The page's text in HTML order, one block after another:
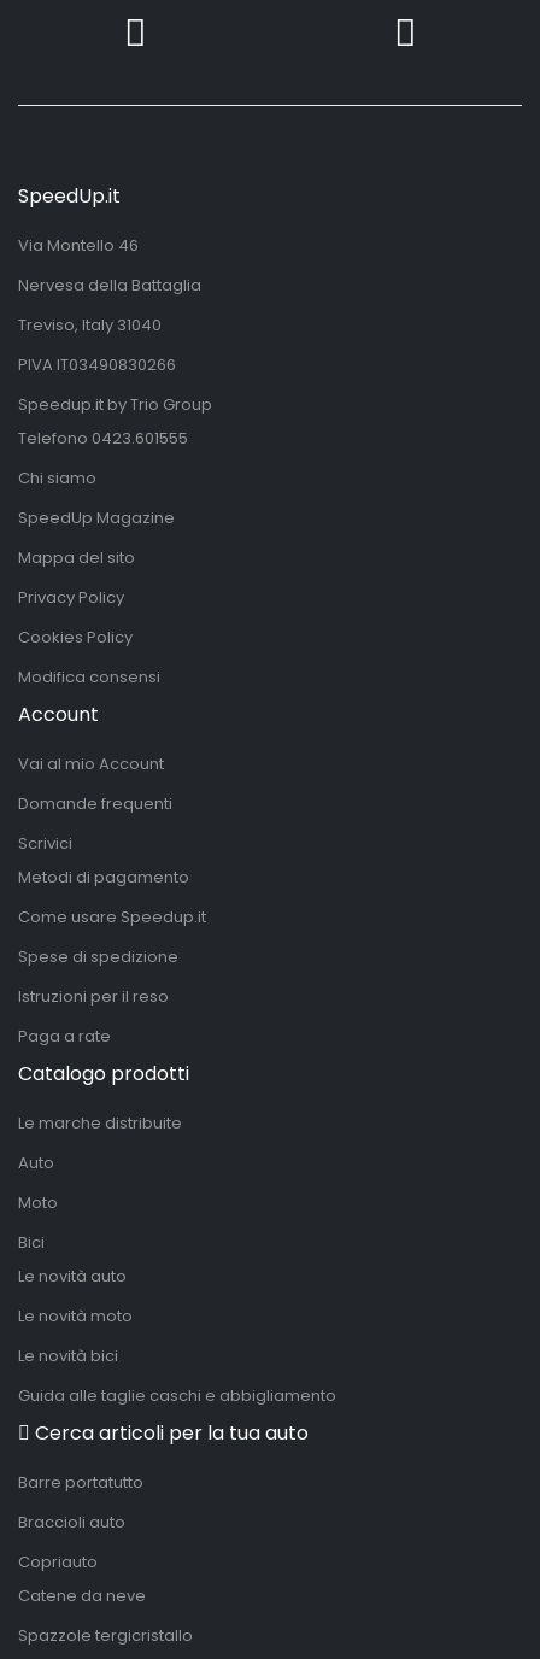
SpeedUp.it
Via Montello 46
Nervesa della Battaglia
Treviso, Italy 31040
PIVA IT03490830266
Speedup.it by Trio Group
Telefono 0423.601555
Chi siamo
SpeedUp Magazine
Mappa del sito
Privacy Policy
Cookies Policy
Modifica consensi
Account
Vai al mio Account
Domande frequenti
Scrivici
Metodi di pagamento
Come usare Speedup.it
Spese di spedizione
Istruzioni per il reso
Paga a rate
Catalogo prodotti
Le marche distribuite
Auto
Moto
Bici
Le novità auto
Le novità moto
Le novità bici
Guida alle taglie caschi e abbigliamento
Cerca articoli per la tua auto
Barre portatutto
Braccioli auto
Copriauto
Catene da neve
Spazzole tergicristallo